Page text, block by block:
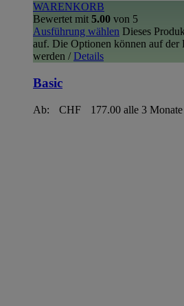
WARENKORB
Bewertet mit 5.00 von 5
Ausführung wählen Dieses
auf. Die Optionen können auf der
werden / Details
Basic
Ab: CHF 177.00 alle 3 Monate